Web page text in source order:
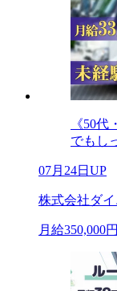
《50
でもし
07月24日UP
株式会社ダ
月給350,000